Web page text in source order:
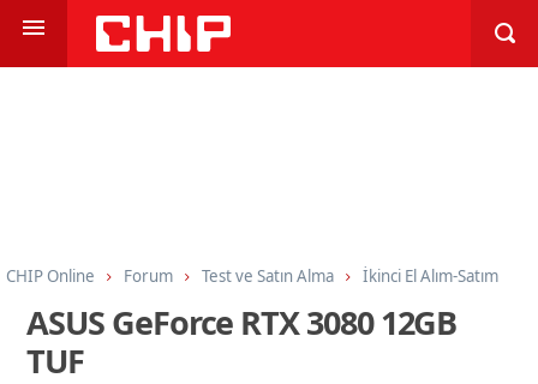
CHIP Online Forum Test ve Satın Alma İkinci El Alım-Satım
ASUS GeForce RTX 3080 12GB
TUF